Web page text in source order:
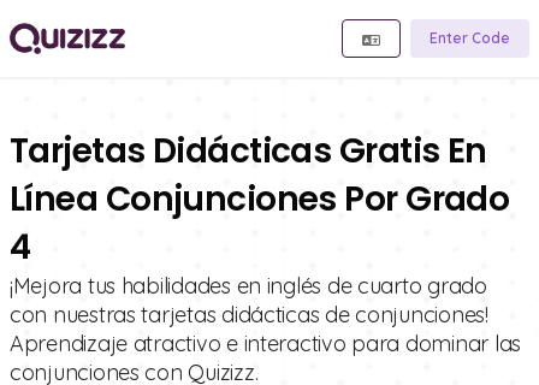
Enter Code
Tarjetas Didácticas Gratis En
Línea Conjunciones Por Grado
4
¡Mejora tus habilidades en inglés de cuarto grado
con nuestras tarjetas didácticas de conjunciones!
Aprendizaje atractivo e interactivo para dominar las
conjunciones con Quizizz.